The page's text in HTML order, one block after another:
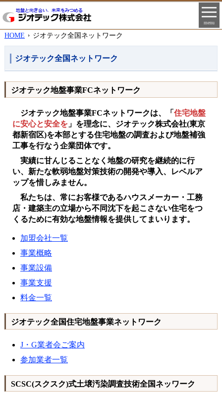
menu
HOME ジオテック全国ネットワーク
ジオテック全国ネットワーク
ジオテック地盤事業FCネットワーク
ジオテック地盤事業FCネットワークは、「 住宅地盤
に安心と安全を 」を理念に、ジオテック株式会社(東京
都新宿区)を本部とする住宅地盤の調査および地盤補強
工事を行なう企業団体です。
実績に甘んじることなく地盤の研究を継続的に行
い、新たな軟弱地盤対策技術の開発や導入、レベルア
ップを惜しみません。
私たちは、常にお客様であるハウスメーカー・工務
店・建築主の立場から不同沈下を起こさない住宅をつ
くるために有効な地盤情報を提供してまいります。
加盟会社一覧
事業概略
事業設備
事業支援
料金一覧
ジオテック全国住宅地盤事業ネットワーク
J・G業者会ご案内
参加業者一覧
SCSC(スクスク)式土壌汚染調査技術全国ネッワーク